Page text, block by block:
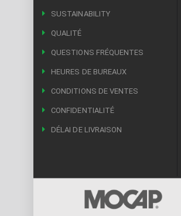
SUSTAINABILITY
QUALITÉ
QUESTIONS FRÉQUENTES
HEURES DE BUREAUX
CONDITIONS DE VENTES
CONFIDENTIALITÉ
DÉLAI DE LIVRAISON